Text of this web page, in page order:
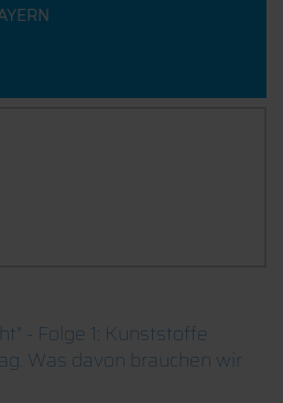
- Folge 1: Kunststoffe
Was davon brauchen wir